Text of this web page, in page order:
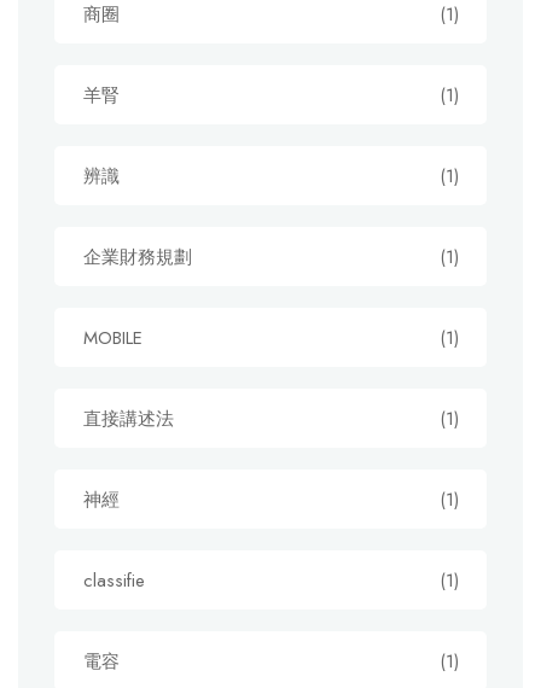
商圈 (1)
羊腎 (1)
辨識 (1)
企業財務規劃 (1)
MOBILE (1)
直接講述法 (1)
神經 (1)
classifie (1)
電容 (1)